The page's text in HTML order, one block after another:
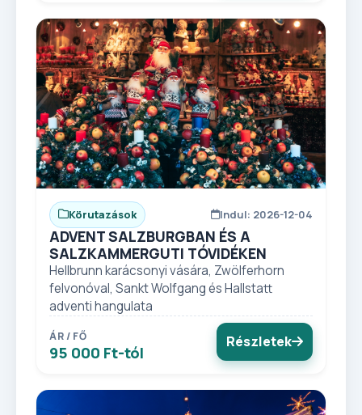
Körutazások Indul: 2026-12-04
ADVENT SALZBURGBAN ÉS A
SALZKAMMERGUTI TÓVIDÉKEN
Hellbrunn karácsonyi vására, Zwölferhorn
felvonóval, Sankt Wolfgang és Hallstatt
adventi hangulata
ÁR / FŐ
95 000 Ft-tól
Részletek